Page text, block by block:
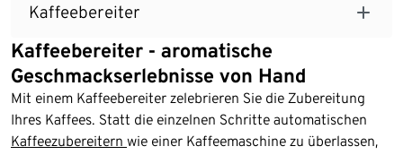
Kaffeebereiter
Kaffeebereiter - aromatische
Geschmackserlebnisse von Hand
Mit einem Kaffeebereiter zelebrieren Sie die Zubereitung
Ihres Kaffees. Statt die einzelnen Schritte automatischen
Kaffeezubereitern wie einer Kaffeemaschine zu überlassen,